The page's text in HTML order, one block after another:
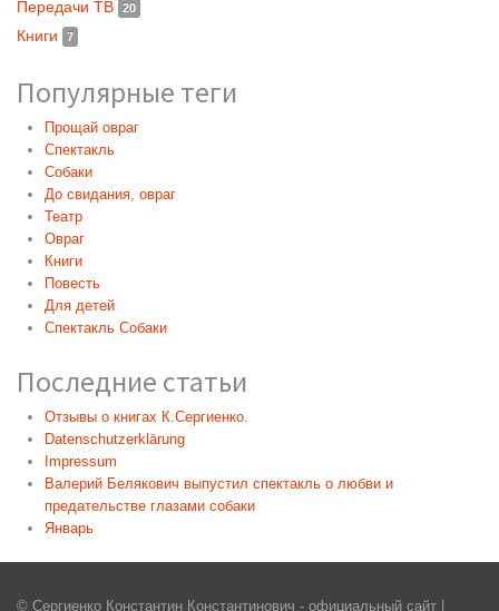
Передачи ТВ 20
Книги 7
Популярные теги
Прощай овраг
Спектакль
Собаки
До свидания, овраг
Театр
Овраг
Книги
Повесть
Для детей
Спектакль Собаки
Последние статьи
Отзывы о книгах К.Сергиенко.
Datenschutzerklärung
Impressum
Валерий Белякович выпустил спектакль о любви и
предательстве глазами собаки
Январь
© Сергиенко Константин Константинович - официальный сайт |